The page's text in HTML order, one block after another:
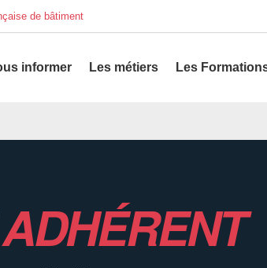
de bâtiment
informer Les métiers Les
ADHÉRENT